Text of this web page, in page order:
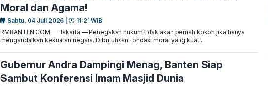
Moral dan Agama!
Sabtu, 04 Juli 2026 |
11:21 WIB
RMBANTEN.COM — Jakarta — Penegakan hukum tidak akan pernah kokoh jika hanya
mengandalkan kekuatan negara. Dibutuhkan fondasi moral yang kuat...
Gubernur Andra Dampingi Menag, Banten Siap
Sambut Konferensi Imam Masjid Dunia